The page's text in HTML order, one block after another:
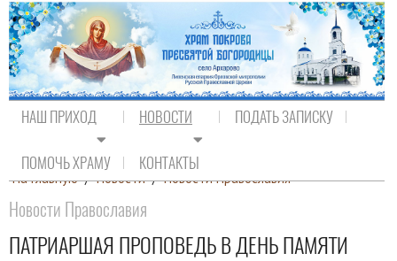
НАШ ПРИХОД НОВОСТИ ПОДАТЬ ЗАПИСКУ
ПОМОЧЬ ХРАМУ КОНТАКТЫ
На главную / Новости / Новости Православия
Новости Православия
ПАТРИАРШАЯ ПРОПОВЕДЬ В ДЕНЬ ПАМЯТИ